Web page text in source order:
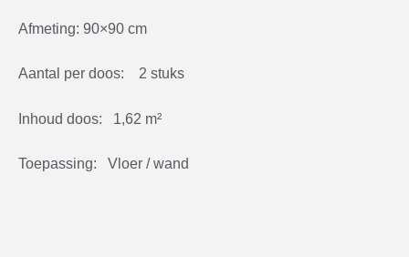
Afmeting: 90×90 cm
Aantal per doos: 2 stuks
Inhoud doos: 1,62 m²
Toepassing: Vloer / wand